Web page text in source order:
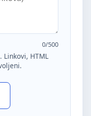
0/500
Linkovi, HTML